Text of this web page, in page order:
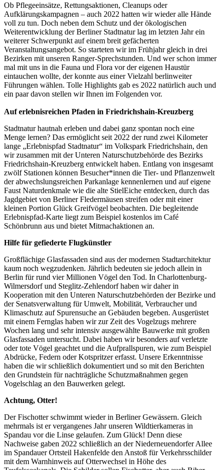
Ob Pflegeeinsätze, Rettungsaktionen, Cleanups oder
Aufklärungskampagnen – auch 2022 hatten wir wieder alle Hände
voll zu tun. Doch neben dem Schutz und der ökologischen
Weiterentwicklung der Berliner Stadtnatur lag im letzten Jahr ein
weiterer Schwerpunkt auf einem breit gefächerten
Veranstaltungsangebot. So starteten wir im Frühjahr gleich in drei
Bezirken mit unseren Ranger-Sprechstunden. Und wer schon immer
mal mit uns in die Fauna und Flora vor der eigenen Haustür
eintauchen wollte, der konnte aus einer Vielzahl berlinweiter
Führungen wählen. Tolle Highlights gab es 2022 natürlich auch und
ein paar davon stellen wir Ihnen im Folgenden vor.
Auf erlebnisreichen Pfaden in Friedrichshain-Kreuzberg
Stadtnatur hautnah erleben und dabei ganz spontan noch eine
Menge lernen? Das ermöglicht seit 2022 der rund zwei Kilometer
lange „Erlebnispfad Stadtnatur“ im Volkspark Friedrichshain, den
wir zusammen mit der Unteren Naturschutzbehörde des Bezirks
Friedrichshain-Kreuzberg entwickelt haben. Entlang von insgesamt
zwölf Stationen können Besucher*innen die Tier- und Pflanzenwelt
der abwechslungsreichen Parkanlage kennenlernen und auf eigene
Faust Naturdenkmale wie die alte StielEiche entdecken, durch das
Jagdgebiet von Berliner Fledermäusen streifen oder mit einer
kleinen Portion Glück Greifvögel beobachten. Die begleitende
Erlebnispfad-Karte liegt zum Beispiel kostenlos im Café
Schönbrunn aus und bietet Mitmachaktionen an.
Hilfe für gefiederte Flugkünstler
Großflächige Glasfassaden sind aus der modernen Stadtarchitektur
kaum noch wegzudenken. Jährlich bedeuten sie jedoch allein in
Berlin für rund vier Millionen Vögel den Tod. In Charlottenburg-
Wilmersdorf und Steglitz-Zehlendorf haben wir daher in
Kooperation mit den Unteren Naturschutzbehörden der Bezirke und
der Senatsverwaltung für Umwelt, Mobilität, Verbraucher und
Klimaschutz auf Spurensuche an Gebäuden begeben. Ausgerüstet
mit einem Fernglas haben wir zur Zeit des Vogelzugs mehrere
Wochen lang und sehr intensiv ausgewählte Bauwerke mit großen
Glasfassaden untersucht. Dabei haben wir besonders auf verletzte
oder tote Vögel geachtet und die Aufprallspuren, wie zum Beispiel
Abdrücke, Federn oder Kotspritzer erfasst. Unsere Erkenntnisse
haben die wir schließlich dokumentiert und so mit den Berichten
den Grundstein für nachträgliche Schutzmaßnahmen gegen
Vogelschlag an den Bauwerken gelegt.
Achtung, Otter!
Der Fischotter schwimmt wieder in Berliner Gewässern. Gleich
mehrmals ist er vergangenes Jahr unseren Wildtierkameras in
Spandau vor die Linse gelaufen. Zum Glück! Denn diese
Nachweise gaben 2022 schließlich an der Niederneuendorfer Allee
im Spandauer Ortsteil Hakenfelde den Anstoß für Verkehrsschilder
mit dem Warnhinweis auf Otterwechsel in Höhe des